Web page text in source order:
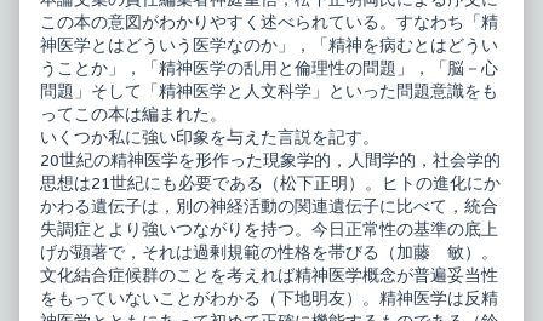
この本の意図がわかりやすく述べられている。すなわち「精
神医学とはどういう医学なのか」，「精神を病むとはどうい
うことか」，「精神医学の乱用と倫理性の問題」，「脳－心
問題」そして「精神医学と人文科学」といった問題意識をも
ってこの本は編まれた。
いくつか私に強い印象を与えた言説を記す。
20世紀の精神医学を形作った現象学的，人間学的，社会学的
思想は21世紀にも必要である（松下正明）。ヒトの進化にか
かわる遺伝子は，別の神経活動の関連遺伝子に比べて，統合
失調症とより強いつながりを持つ。今日正常性の基準の底上
げが顕著で，それは過剰規範の性格を帯びる（加藤 敏）。
文化結合症候群のことを考えれば精神医学概念が普遍妥当性
をもっていないことがわかる（下地明友）。精神医学は反精